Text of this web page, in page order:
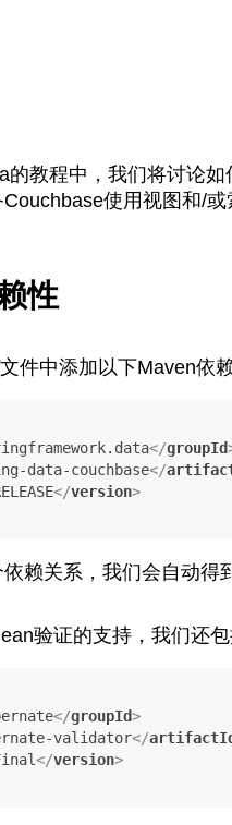
的教程中，我们将讨论
使用视图和/
性
文件中添加以下Maven依
</groupId
data-couchbase</
</version>
赖关系，我们会自动
验证的支持，我们还
</groupId>
validator</
</version>